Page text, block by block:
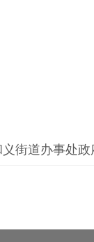
街道办事处